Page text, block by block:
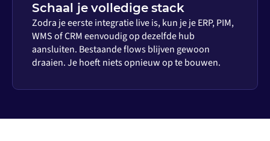
Schaal je volledige stack
Zodra je eerste integratie live is, kun je je ERP, PIM,
WMS of CRM eenvoudig op dezelfde hub
aansluiten. Bestaande flows blijven gewoon
draaien. Je hoeft niets opnieuw op te bouwen.